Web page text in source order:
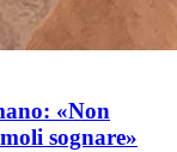
«Non
sognare»